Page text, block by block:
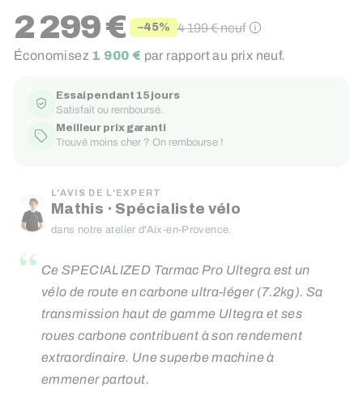
Prix
réduit
2 299 € −45%
Prix
régulier
4 199 €neuf
Économisez 1 900 € par rapport au prix neuf.
Essai pendant 15 jours
Satisfait ou remboursé.
Meilleur prix garanti
Trouvé moins cher ? On rembourse !
L'AVIS DE L'EXPERT
Mathis · Spécialiste vélo
dans notre atelier d'Aix-en-Provence.
“ Ce SPECIALIZED Tarmac Pro Ultegra est un
vélo de route en carbone ultra-léger (7.2kg). Sa
transmission haut de gamme Ultegra et ses
roues carbone contribuent à son rendement
extraordinaire. Une superbe machine à
emmener partout.